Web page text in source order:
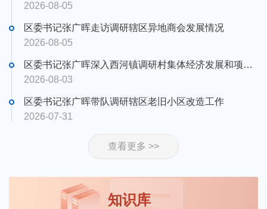
2026-08-05
区委书记张广晖走访调研辖区异地商会发展情况
2026-08-05
区委书记张广晖深入西河镇调研村集体经济发展和项目建设工作
2026-08-03
区委书记张广晖带队调研辖区老旧小区改造工作
2026-07-31
查看更多 >>
知识库